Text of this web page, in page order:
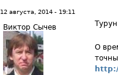
12 августа, 2014 - 19:11
Виктор Сычев
О